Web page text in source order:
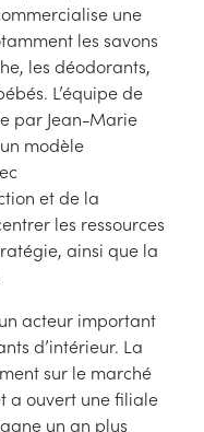
une
les savons
les déodorants,
L’équipe de
par Jean-Marie
modèle
et de la
les ressources
ainsi que la
acteur important
d’intérieur. La
sur le marché
a ouvert une filiale
un an plus